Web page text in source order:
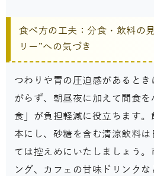
食べ方の工夫：分食・飲料の
リー”への気づき
つわりや胃の圧迫感があると
がらず、朝昼夜に加えて間食
食」が負担軽減に役立ちます
本にし、砂糖を含む清涼飲料は
ては控えめにいたしましょう
ング、カフェの甘味ドリンク